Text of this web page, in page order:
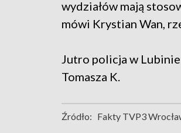
wydziałów mają
mówi Krystian Wan,
Jutro policja w
Tomasza K.
Źródło: Fakty TVP3